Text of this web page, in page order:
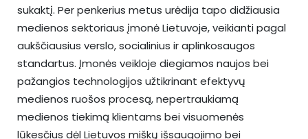
sukaktį. Per penkerius metus urėdija tapo didžiausia
medienos sektoriaus įmonė Lietuvoje, veikianti pagal
aukščiausius verslo, socialinius ir aplinkosaugos
standartus. Įmonės veikloje diegiamos naujos bei
pažangios technologijos užtikrinant efektyvų
medienos ruošos procesą, nepertraukiamą
medienos tiekimą klientams bei visuomenės
lūkesčius dėl Lietuvos miškų išsaugojimo bei